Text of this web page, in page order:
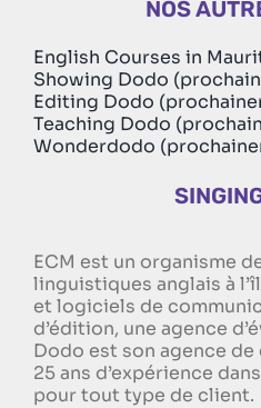
NOS
English Courses in
Showing Dodo
Editing Dodo
Teaching Dodo
Wonderdodo
ECM est un organisme
linguistiques anglais à
et logiciels de
d’édition, une agence
Dodo est son agence
25 ans d’expérience
pour tout type de client.